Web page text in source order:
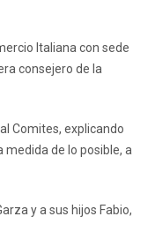
Italiana con sede
consejero de la
Comites, explicando
medida de lo posible, a
y ​​a sus hijos Fabio,